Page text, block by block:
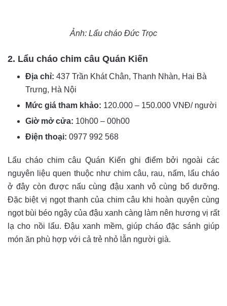
Ảnh: Lẩu cháo Đức Trọc
2. Lẩu cháo chim câu Quán Kiến
Địa chỉ: 437 Trần Khát Chân, Thanh Nhàn, Hai Bà
Trưng, Hà Nội
Mức giá tham khảo: 120.000 – 150.000 VNĐ/ người
Giờ mở cửa: 10h00 – 00h00
Điện thoại: 0977 992 568
Lẩu cháo chim câu Quán Kiến ghi điểm bởi ngoài các
nguyên liệu quen thuộc như chim câu, rau, nấm, lẩu cháo
ở đây còn được nấu cùng đậu xanh vô cùng bổ dưỡng.
Đặc biệt vị ngọt thanh của chim câu khi hoàn quyện cùng
ngọt bùi béo ngậy của đậu xanh càng làm nên hương vị rất
lạ cho nồi lẩu. Đậu xanh mềm, giúp cháo đặc sánh giúp
món ăn phù hợp với cả trẻ nhỏ lẫn người già.